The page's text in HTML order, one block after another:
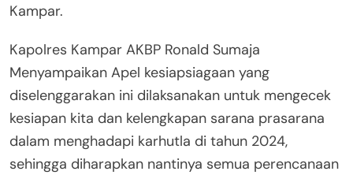
Kampar.
Kapolres Kampar AKBP Ronald Sumaja
Menyampaikan Apel kesiapsiagaan yang
diselenggarakan ini dilaksanakan untuk mengecek
kesiapan kita dan kelengkapan sarana prasarana
dalam menghadapi karhutla di tahun 2024,
sehingga diharapkan nantinya semua perencanaan